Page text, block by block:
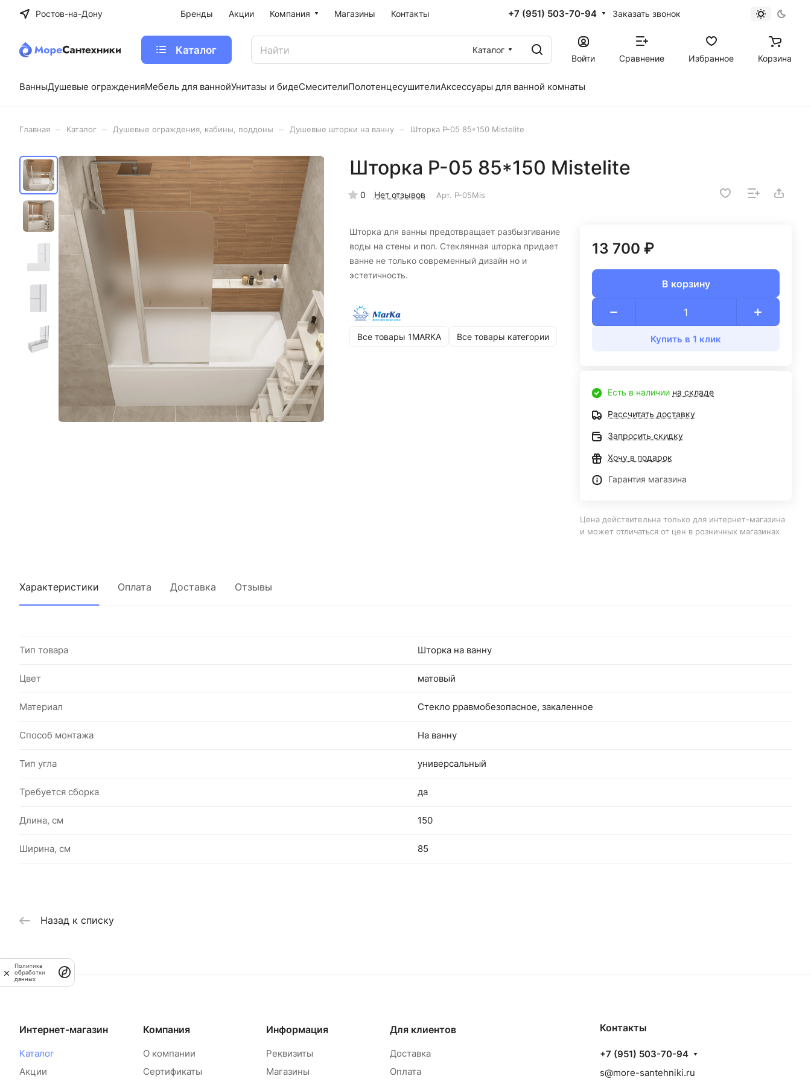
Ростов-на-Дону Бренды Акции Компания Магазины Контакты +7 (951) 503-70-94 Заказать звонок
Каталог
Каталог
Войти
Сравнение Избранное Корзина
ВанныДушевые огражденияМебель для ваннойУнитазы и бидеСмесителиПолотенцесушителиАксессуары для ванной комнаты
Главная Каталог Душевые ограждения, кабины, поддоны Душевые шторки на ванну Шторка P-05 85*150 Mistelite
Шторка P-05 85*150 Mistelite
0 Нет отзывов Арт. P-05Mis
Шторка для ванны предотвращает разбызгивание
воды на стены и пол. Стеклянная шторка придает
ванне не только современный дизайн но и
эстетичность.
Все товары 1MARKA Все товары категории
13 700 ₽
В корзину
Купить в 1 клик
Есть в наличии на складе
Рассчитать доставку
Запросить скидку
Хочу в подарок
Гарантия магазина
Цена действительна только для интернет-магазина
и может отличаться от цен в розничных магазинах
Характеристики Оплата Доставка Отзывы
Тип товара Шторка на ванну
Цвет матовый
Материал Стекло рравмобезопасное, закаленное
Способ монтажа На ванну
Тип угла универсальный
Требуется сборка да
Длина, см 150
Ширина, см 85
Назад к списку
Интернет-магазин
Каталог
Акции
Компания
О компании
Сертификаты
Информация
Реквизиты
Магазины
Для клиентов
Доставка
Оплата
Контакты
+7 (951) 503-70-94
s@more-santehniki.ru
Политика
обработки
данных